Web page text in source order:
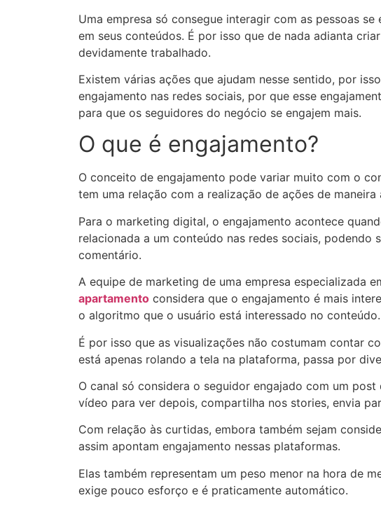
Uma empresa só consegue interagir com as pessoas
em seus conteúdos. É por isso que de nada adianta
devidamente trabalhado.
Existem várias ações que ajudam nesse sentido, por
engajamento nas redes sociais, por que esse
para que os seguidores do negócio se engajem mais.
O que é engajamento?
O conceito de engajamento pode variar muito com o
tem uma relação com a realização de ações de
Para o marketing digital, o engajamento acontece
relacionada a um conteúdo nas redes sociais, podendo
comentário.
A equipe de marketing de uma empresa especializada
apartamento considera que o engajamento é mais
o algoritmo que o usuário está interessado no conteúdo.
É por isso que as visualizações não costumam contar
está apenas rolando a tela na plataforma, passa por
O canal só considera o seguidor engajado com um
vídeo para ver depois, compartilha nos stories, envia
Com relação às curtidas, embora também sejam
assim apontam engajamento nessas plataformas.
Elas também representam um peso menor na hora de
exige pouco esforço e é praticamente automático.